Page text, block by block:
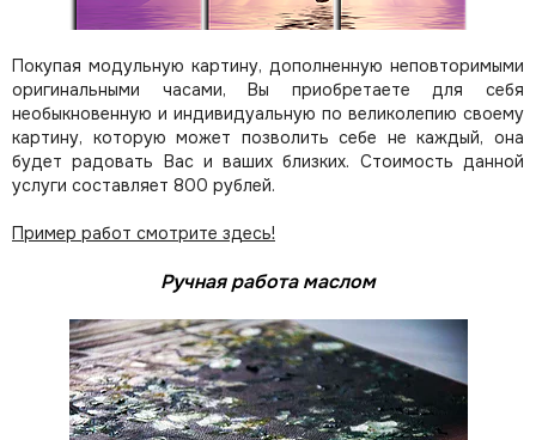
Покупая модульную картину, дополненную неповторимыми
оригинальными часами, Вы приобретаете для себя
необыкновенную и индивидуальную по великолепию своему
картину, которую может позволить себе не каждый, она
будет радовать Вас и ваших близких. Стоимость данной
услуги составляет 800 рублей.
Пример работ смотрите здесь!
Ручная работа маслом